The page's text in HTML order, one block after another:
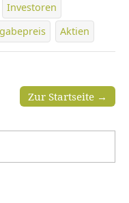
Investoren
Aktien
Zur Startseite →